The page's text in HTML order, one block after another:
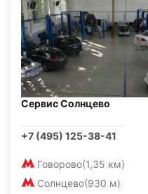
Сервис Солнцево
+7 (495) 125-38-41
Говорово(1,35 км)
Солнцево(930 м)